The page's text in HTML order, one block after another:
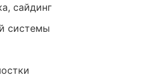
сайдинг
системы